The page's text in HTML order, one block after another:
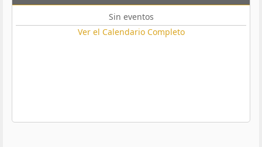
Sin eventos
Ver el Calendario Completo